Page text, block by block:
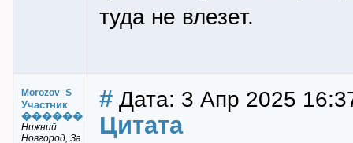
туда не влезет.
Morozov_S
Участник
������
Нижний
Новгород, За
# Дата: 3 Апр 2025
Цитата